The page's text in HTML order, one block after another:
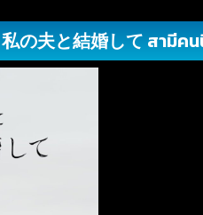
私の夫と結婚して สามีค